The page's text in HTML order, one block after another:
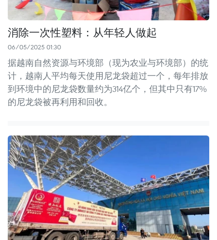
消除一次性塑料：从年轻人做起
06/05/2025 01:30
据越南自然资源与环境部（现为农业与环境部）的统
计，越南人平均每天使用尼龙袋超过一个，每年排放
到环境中的尼龙袋数量约为314亿个，但其中只有17%
的尼龙袋被再利用和回收。